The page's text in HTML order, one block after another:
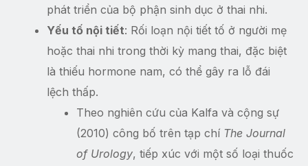
phát triển của bộ phận sinh dục ở thai nhi.
Yếu tố nội tiết: Rối loạn nội tiết tố ở người mẹ
hoặc thai nhi trong thời kỳ mang thai, đặc biệt
là thiếu hormone nam, có thể gây ra lỗ đái
lệch thấp.
Theo nghiên cứu của Kalfa và cộng sự
(2010) công bố trên tạp chí The Journal
of Urology, tiếp xúc với một số loại thuốc